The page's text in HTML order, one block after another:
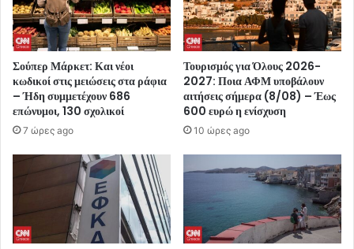
Σούπερ Μάρκετ: Και νέοι
κωδικοί στις μειώσεις στα ράφια
– Ήδη συμμετέχουν 686
επώνυμοι, 130 σχολικοί
7 ώρες ago
Τουρισμός για Όλους 2026-
2027: Ποια ΑΦΜ υποβάλουν
αιτήσεις σήμερα (8/08) – Έως
600 ευρώ η ενίσχυση
10 ώρες ago